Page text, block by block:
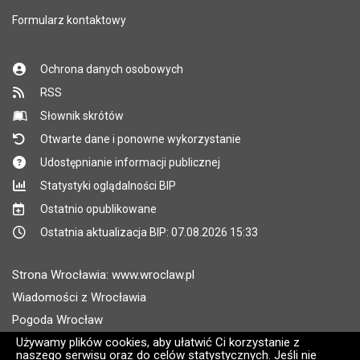
Używamy plików cookies, aby ułatwić Ci korzystanie z
naszego serwisu oraz do celów statystycznych. Jeśli nie
Formularz kontaktowy
Ochrona danych osobowych
RSS
Słownik skrótów
Otwarte dane i ponowne wykorzystanie
Udostępnianie informacji publicznej
Statystyki oglądalności BIP
Ostatnio opublikowane
Ostatnia aktualizacja BIP: 07.08.2026 15:33
Strona Wrocławia: www.wroclaw.pl
Wiadomości z Wrocławia
Pogoda Wrocław
Rozkłady jazdy MPK Wrocław